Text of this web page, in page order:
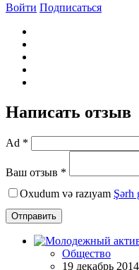
Войти Подписаться
Написать отзыв
Ad *
Ваш отзыв *
Oxudum və razıyam Şərh
Отправить
Общество
19 декабрь